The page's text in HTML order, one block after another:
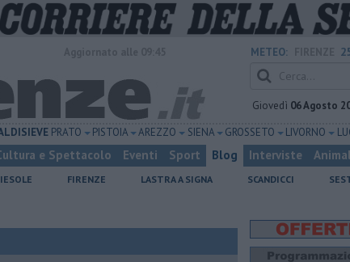
METEO:
Giovedì 06 Agosto
PRATO PISTOIA AREZZO SIENA GROSSETO LIVORNO
e Spettacolo Eventi Sport Blog Interviste
FIRENZE LASTRA A SIGNA SCANDICCI